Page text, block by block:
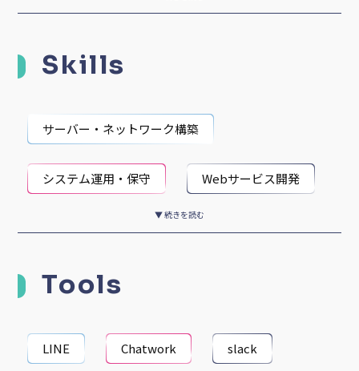
Webデザイナー
Skills
サーバー・ネットワーク構築
システム運用・保守 Webサービス開発
Webサイト制作ディレクション
▼ 続きを読む
Tools
LINE Chatwork slack